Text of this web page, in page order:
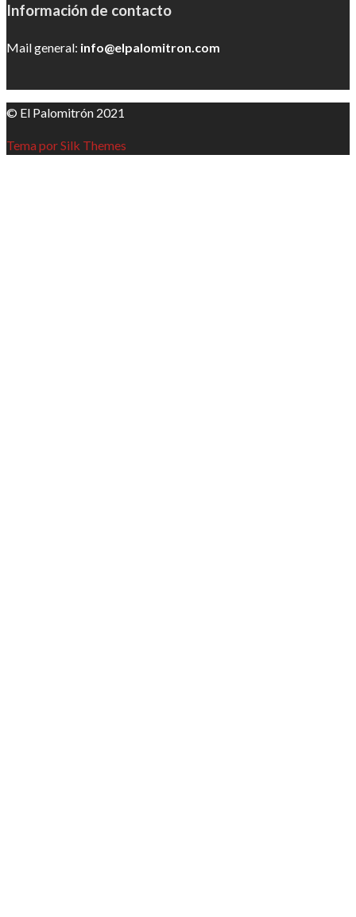
Información de contacto
Mail general: info@elpalomitron.com
© El Palomitrón 2021
Tema por Silk Themes